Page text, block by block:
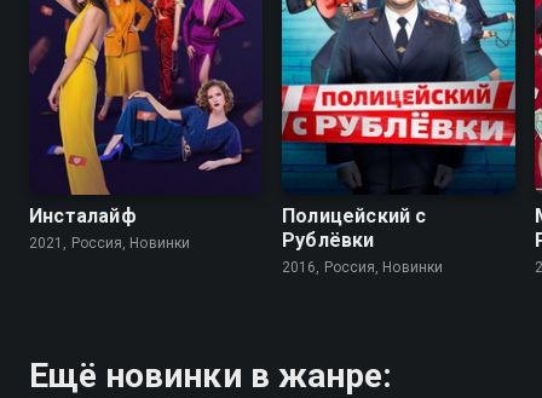
Инсталайф
2021, Россия, Новинки
7.9 7.2
Полицейский с
Рублёвки
2016, Россия, Новинки
Ещё новинки в жанре: